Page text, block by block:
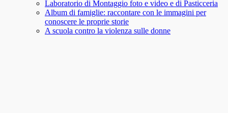
Laboratorio di Montaggio foto e video e di Pasticceria
Album di famiglie: raccontare con le immagini per
conoscere le proprie storie
A scuola contro la violenza sulle donne